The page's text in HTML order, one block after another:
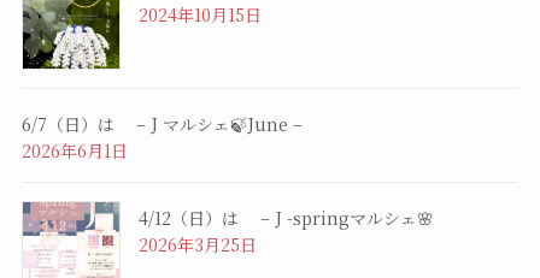
2024年10月15日
6/7（日）は – J マルシェ🍃June –
2026年6月1日
4/12（日）は – J -springマルシェ🌸
2026年3月25日